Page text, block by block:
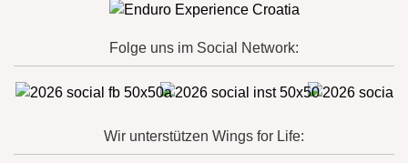
Folge uns im Social Network:
Wir unterstützen Wings for Life: